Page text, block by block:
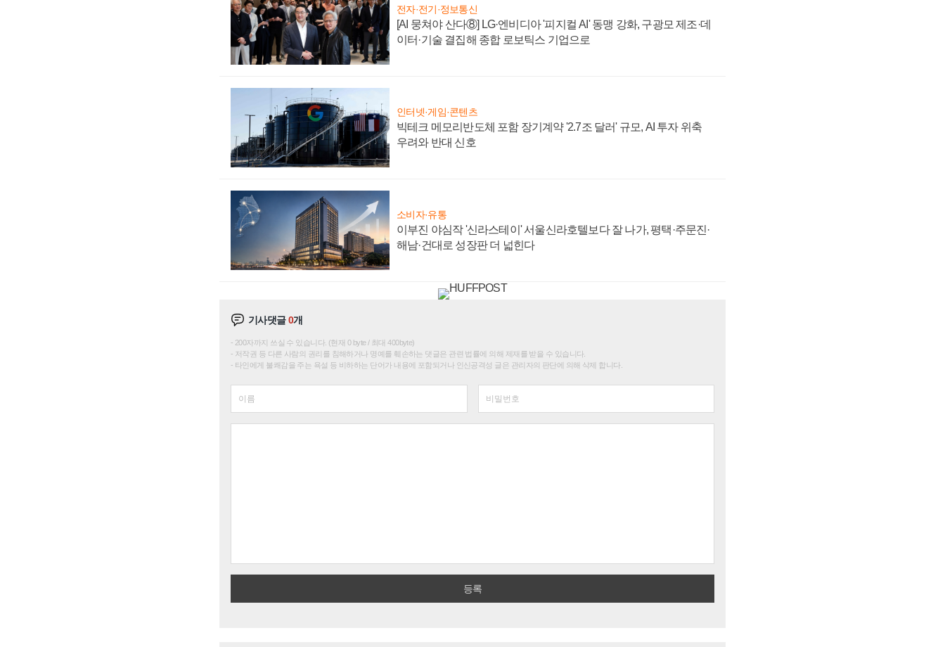
전자·전기·정보통신
[AI 뭉쳐야 산다⑧] LG·엔비디아 '피지컬 AI' 동맹 강화, 구광모 제조·데
이터·기술 결집해 종합 로보틱스 기업으로
인터넷·게임·콘텐츠
빅테크 메모리반도체 포함 장기계약 '2.7조 달러' 규모, AI 투자 위축
우려와 반대 신호
소비자·유통
이부진 야심작 '신라스테이' 서울신라호텔보다 잘 나가, 평택·주문진·
해남·건대로 성장판 더 넓힌다
기사댓글0개
200자까지 쓰실 수 있습니다. (현재 0 byte / 최대 400byte)
저작권 등 다른 사람의 권리를 침해하거나 명예를 훼손하는 댓글은 관련 법률에 의해 제재를 받을 수 있습니다.
타인에게 불쾌감을 주는 욕설 등 비하하는 단어가 내용에 포함되거나 인신공격성 글은 관리자의 판단에 의해 삭제 합니다.